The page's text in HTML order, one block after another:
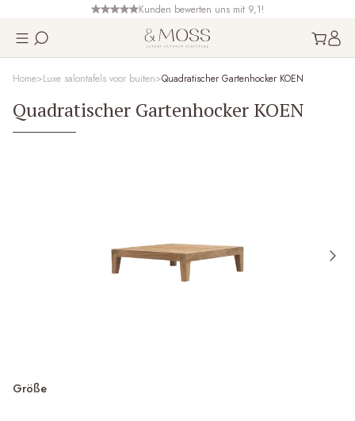
Kunden bewerten uns mit 9,1!
Home Luxe salontafels voor buiten Quadratischer Gartenhocker KOEN
Quadratischer Gartenhocker KOEN
Größe